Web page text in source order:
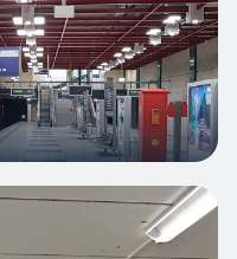
Rudolf Oetker Halle in